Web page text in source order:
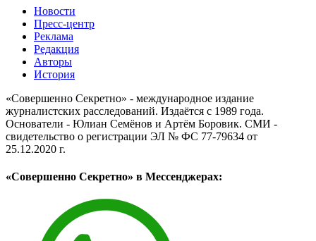
Новости
Пресс-центр
Реклама
Редакция
Авторы
История
«Совершенно Секретно» - международное издание
журналистских расследований. Издаётся с 1989 года.
Основатели - Юлиан Семёнов и Артём Боровик. CМИ -
свидетельство о регистрации ЭЛ № ФС 77-79634 от
25.12.2020 г.
«Совершенно Секретно» в Мессенджерах: